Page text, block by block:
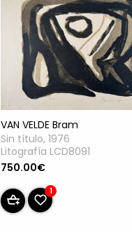
VAN VELDE Bram
Sin título, 1976
Litografía LCD8091
750.00€
1